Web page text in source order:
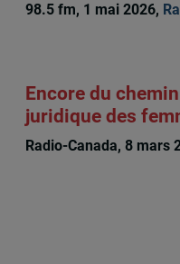
98.5 fm, 1 mai 2026,
Encore du
juridique des
Radio-Canada, 8 mars